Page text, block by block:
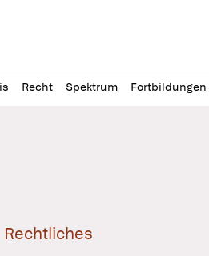
Recht Spektrum Fortbildungen
Rechtliches